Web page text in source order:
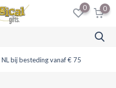
0 0
bij besteding vanaf € 75